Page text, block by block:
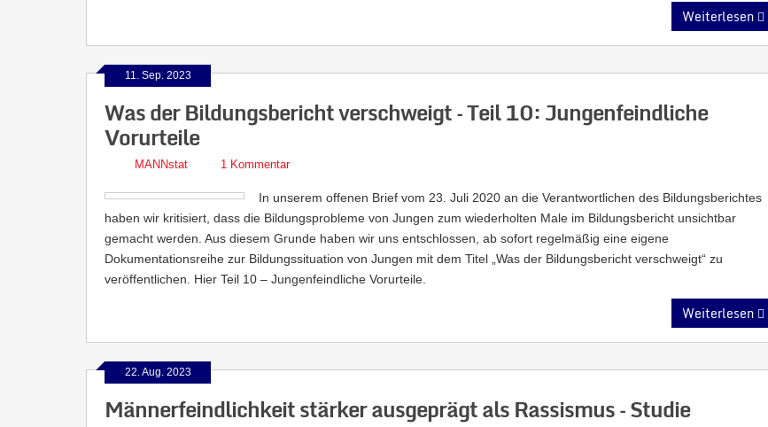
Weiterlesen
11. Sep. 2023
Was der Bildungsbericht verschweigt – Teil 10: Jungenfeindliche
Vorurteile
MANNstat 1 Kommentar
In unserem offenen Brief vom 23. Juli 2020 an die Verantwortlichen des Bildungsberichtes
haben wir kritisiert, dass die Bildungsprobleme von Jungen zum wiederholten Male im Bildungsbericht unsichtbar
gemacht werden. Aus diesem Grunde haben wir uns entschlossen, ab sofort regelmäßig eine eigene
Dokumentationsreihe zur Bildungssituation von Jungen mit dem Titel „Was der Bildungsbericht verschweigt“ zu
veröffentlichen. Hier Teil 10 – Jungenfeindliche Vorurteile.
Weiterlesen
22. Aug. 2023
Männerfeindlichkeit stärker ausgeprägt als Rassismus – Studie